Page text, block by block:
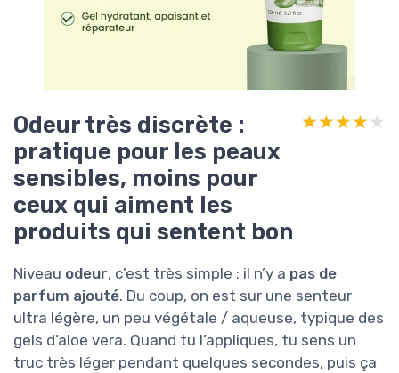
Odeur très discrète :
pratique pour les peaux
sensibles, moins pour
ceux qui aiment les
produits qui sentent bon
★★★★★
★★★★★
Niveau odeur, c’est très simple : il n’y a pas de
parfum ajouté. Du coup, on est sur une senteur
ultra légère, un peu végétale / aqueuse, typique des
gels d’aloe vera. Quand tu l’appliques, tu sens un
truc très léger pendant quelques secondes, puis ça